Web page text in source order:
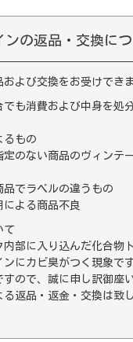
ンの返品・交換に
よび交換をお受けできま
でも消費および中身を処
もの
定のない商品のヴィンテ
品でラベルの違うもの
による商品不良
て
内部に入り込んだ化合物
にカビ臭がつく現象で
すので、誠に申し訳御座
る返品・返金・交換は致